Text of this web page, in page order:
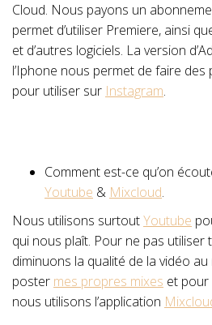
Cloud. Nous payons un
permet d’utiliser Premiere, ainsi
et d’autres logiciels. La version
l’Iphone nous permet de faire des
pour utiliser sur Instagram.
Comment est-ce qu’on
Youtube & Mixcloud.
Nous utilisons surtoutYoutube
qui nous plaît. Pour ne pas utiliser
diminuons la qualité de la vidéo
poster mes propres mixes et pour
nous utilisons l’application